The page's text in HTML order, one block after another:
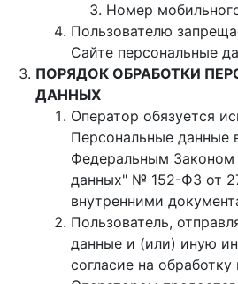
Номер
Пользователю
Сайте персональные
ПОРЯДОК ОБРАБОТКИ
ДАННЫХ
Оператор обязуется
Персональные данные
Федеральным Законом
данных" № 152-ФЗ от
внутренними
Пользователь,
данные и (или) иную
согласие на